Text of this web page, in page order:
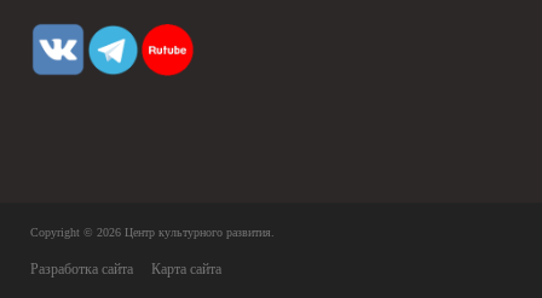
Copyright © 2026 Центр культурного развития.
Разработка сайта Карта сайта